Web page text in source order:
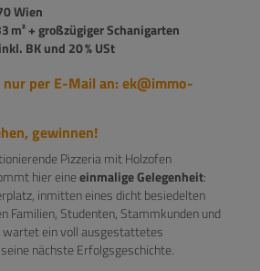
Wien
m² + großzügiger Schanigarten
BK und 20 % USt
per E-Mail an: ek@immo-
gewinnen!
Pizzeria mit Holzofen
hier eineeinmalige Gelegenheit:
inmitten eines dicht besiedelten
Familien, Studenten, Stammkunden und
ein voll ausgestattetes
nächste Erfolgsgeschichte.